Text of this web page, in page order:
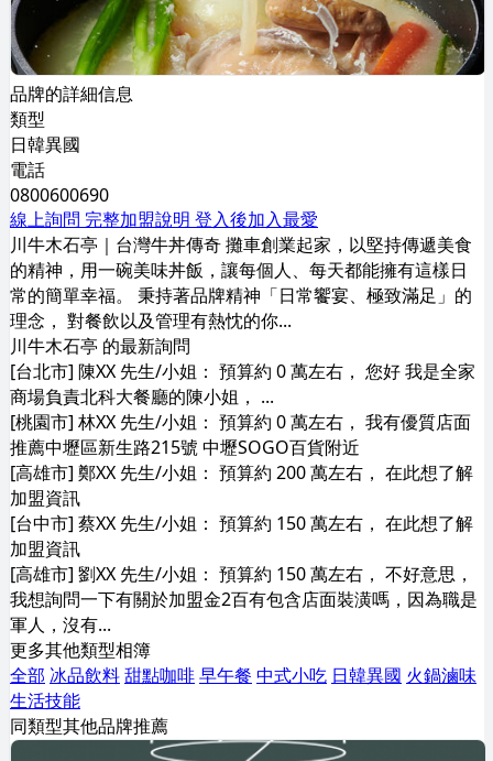
品牌的詳細信息
類型
日韓異國
電話
0800600690
線上詢問 完整加盟說明 登入後加入最愛
川牛木石亭｜台灣牛丼傳奇 攤⾞創業起家，以堅持傳遞美食
的精神，用一碗美味丼飯，讓每個⼈、每天都能擁有這樣⽇
常的簡單幸福。 秉持著品牌精神「日常饗宴、極致滿足」的
理念， 對餐飲以及管理有熱忱的你...
川牛木石亭 的最新詢問
[台北市] 陳XX 先生/小姐： 預算約 0 萬左右， 您好 我是全家
商場負責北科大餐廳的陳小姐， ...
[桃園市] 林XX 先生/小姐： 預算約 0 萬左右， 我有優質店面
推薦中壢區新生路215號 中壢SOGO百貨附近
[高雄市] 鄭XX 先生/小姐： 預算約 200 萬左右， 在此想了解
加盟資訊
[台中市] 蔡XX 先生/小姐： 預算約 150 萬左右， 在此想了解
加盟資訊
[高雄市] 劉XX 先生/小姐： 預算約 150 萬左右， 不好意思，
我想詢問一下有關於加盟金2百有包含店面裝潢嗎，因為職是
軍人，沒有...
更多其他類型相簿
全部 冰品飲料甜點咖啡早午餐 中式小吃 日韓異國 火鍋滷味
生活技能
同類型其他品牌推薦